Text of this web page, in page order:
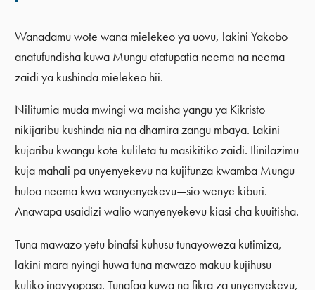
Wanadamu wote wana mielekeo ya uovu, lakini Yakobo
anatufundisha kuwa Mungu atatupatia neema na neema
zaidi ya kushinda mielekeo hii.
Nilitumia muda mwingi wa maisha yangu ya Kikristo
nikijaribu kushinda nia na dhamira zangu mbaya. Lakini
kujaribu kwangu kote kulileta tu masikitiko zaidi. Ilinilazimu
kuja mahali pa unyenyekevu na kujifunza kwamba Mungu
hutoa neema kwa wanyenyekevu—sio wenye kiburi.
Anawapa usaidizi walio wanyenyekevu kiasi cha kuuitisha.
Tuna mawazo yetu binafsi kuhusu tunayoweza kutimiza,
lakini mara nyingi huwa tuna mawazo makuu kujihusu
kuliko inavyopasa. Tunafaa kuwa na fikra za unyenyekevu,